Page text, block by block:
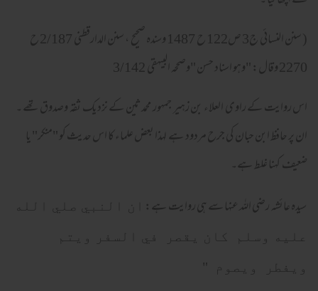
( سنن النسائی ج3 ص122 ح 1487 وسندہ صحیح ، سنن الدارقطنی 2/187 ح
2270 وقال: "وهو اسناد حسن "وصححہ البیہقی 3/142
اس روایت کے راوی العلاء بن زہیر جمہور محمدثین کے نزدیک ثقہ وصدوق تھے ۔
ان پر حافظ ابن حبان کی جرح مردود ہے لہذا بعض علماء کا اس حدیث کو "منکر" یا
ضعیف کہنا غلط ہے۔
سیدہ عائشہ رضی اللہ عنہا سے ہی روایت ہے:
ان النبي صلي الله
عليه وسلم كان يقصر في السفر ويتم
ويفطر ويصوم "